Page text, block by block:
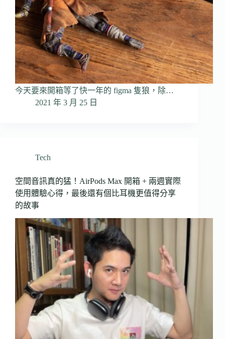
今天要來開箱等了快一年的 figma 隻狼，除…
2021 年 3 月 25 日
Tech
空間音訊真的猛！AirPods Max 開箱 + 兩週實際
使用體驗心得，最後還有個比耳機更值得分享
的故事